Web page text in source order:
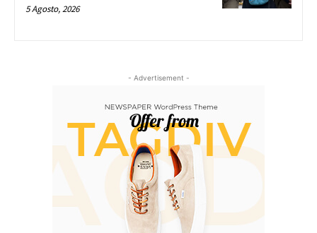
5 Agosto, 2026
- Advertisement -